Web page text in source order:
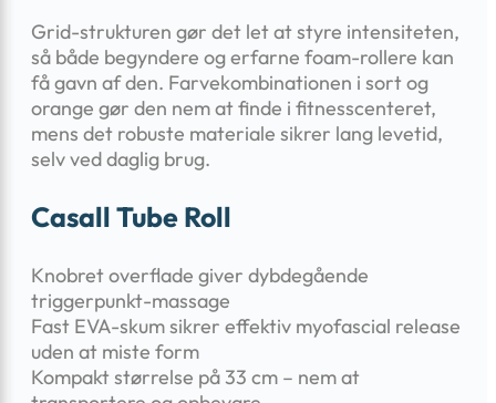
Grid-strukturen gør det let at styre intensiteten,
så både begyndere og erfarne foam-rollere kan
få gavn af den. Farvekombinationen i sort og
orange gør den nem at finde i fitnesscenteret,
mens det robuste materiale sikrer lang levetid,
selv ved daglig brug.
Casall Tube Roll
Knobret overflade giver dybdegående
triggerpunkt-massage
Fast EVA-skum sikrer effektiv myofascial release
uden at miste form
Kompakt størrelse på 33 cm – nem at